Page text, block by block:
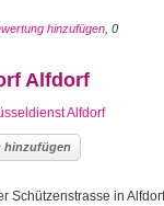
hinzufügen , 0
Alfdorf
Alfdorf
hinzufügen
Schützenstrasse in